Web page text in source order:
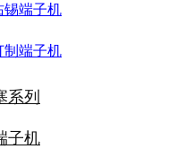
锡端子机
制端子机
系列
子机